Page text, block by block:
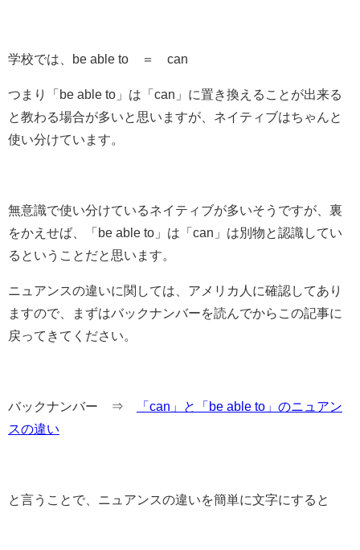
学校では、 be able to ＝ can
つまり「be able to」は「can」に置き換えることが出来る
と教わる場合が多いと思いますが、ネイティブはちゃんと
使い分けています。
無意識で使い分けているネイティブが多いそうですが、裏
をかえせば、「be able to」は「can」は別物と認識してい
るということだと思います。
ニュアンスの違いに関しては、アメリカ人に確認してあり
ますので、まずはバックナンバーを読んでからこの記事に
戻ってきてください。
バックナンバー ⇒
「can」と「be able to」のニュアン
スの違い
と言うことで、ニュアンスの違いを簡単に文字にすると